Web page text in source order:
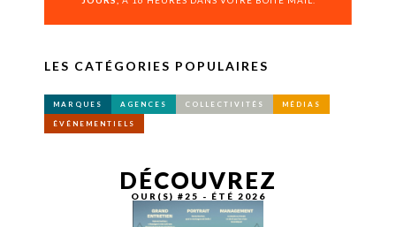
LES CATÉGORIES POPULAIRES
MARQUES AGENCES COLLECTIVITÉS MÉDIAS
ÉVÉNEMENTIELS
DÉCOUVREZ
OUR(S) #25 - ÉTÉ 2026